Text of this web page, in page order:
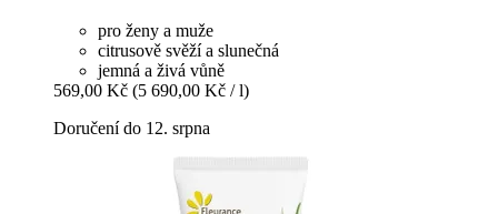
pro ženy a muže
citrusově svěží a slunečná
jemná a živá vůně
569,00 Kč (5 690,00 Kč / l)
Doručení do 12. srpna